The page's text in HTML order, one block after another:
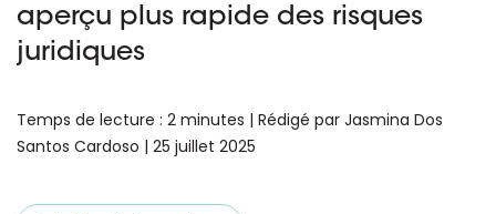
aperçu plus rapide des risques
juridiques
Temps de lecture : 2 minutes | Rédigé par Jasmina Dos
Santos Cardoso | 25 juillet 2025